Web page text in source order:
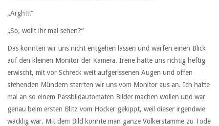
„Argh!!!“
„So, wollt ihr mal sehen?“
Das konnten wir uns nicht entgehen lassen und warfen einen Blick
auf den kleinen Monitor der Kamera. Irene hatte uns richtig heftig
erwischt, mit vor Schreck weit aufgerissenen Augen und offen
stehenden Mündern starrten wir uns vom Monitor aus an. Ich hatte
mal an so einem Passbildautomaten Bilder machen wollen und war
genau beim ersten Blitz vom Hocker gekippt, weil dieser irgendwie
wacklig war. Mit dem Bild konnte man ganze Völkerstämme zu Tode